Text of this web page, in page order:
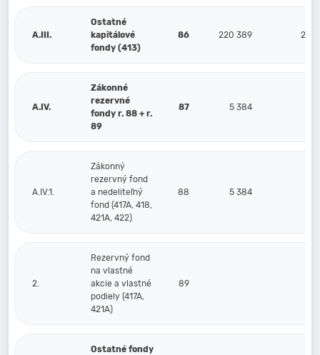
A.III.
Ostatné
kapitálové
fondy (413)
86 220 389 220
A.IV.
Zákonné
rezervné
fondy r. 88 + r.
89
87 5 384
A.IV.1.
Zákonný
rezervný fond
a nedeliteľný
fond (417A, 418,
421A, 422)
88 5 384
2.
Rezervný fond
na vlastné
akcie a vlastné
podiely (417A,
421A)
89
Ostatné fondy